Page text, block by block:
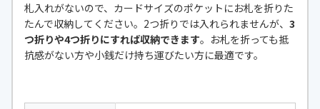
札入れがないので、カードサイズのポケットにお札を折りた
たんで収納してください。2つ折りでは入れられませんが、 3
つ折りや4つ折りにすれば収納できます。お札を折っても抵
抗感がない方や小銭だけ持ち運びたい方に最適です。